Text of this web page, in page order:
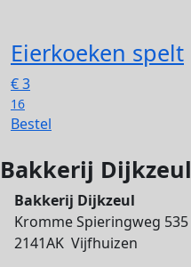
Eierkoeken spelt
€3
16
Bestel
Bakkerij Dijkzeul
Bakkerij Dijkzeul
Kromme Spieringweg 535
2141AK Vijfhuizen